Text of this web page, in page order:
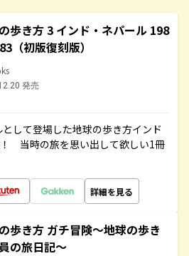
歩き方 3 インド・ネパール 198
（初版復刻版）
発売
して登場した地球の歩き方インド
当時の旅を思い出して欲しい1冊
詳細を見る
歩き方 ガチ冒険～地球の歩き
の旅日記～